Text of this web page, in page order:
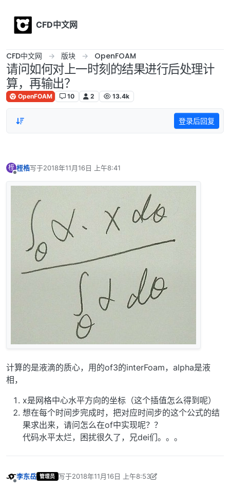
CFD中文网
CFD中文网 版块 OpenFOAM
请问如何对上一时刻的结果进行后处理计
算，再输出？
OpenFOAM 10 2 13.4k
登录后回复
桎 桎梏写于2018年11月16日 上午8:41
最后由 编辑
计算的是液滴的质心，用的of3的interFoam，alpha是液
相，
x是网格中心水平方向的坐标（这个插值怎么得到呢）
想在每个时间步完成时，把对应时间步的这个公式的结
果求出来，请问怎么在of中实现呢？？
代码水平太烂，困扰很久了，兄dei们。。。
李东岳 管理员 写于2018年11月16日 上午8:53
最后由 李东岳 编辑2018年11月16日 下午4:54